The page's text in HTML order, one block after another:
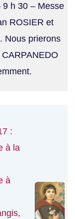
9 h 30 – Messe
ROSIER et
Nous prierons
:
à la
à